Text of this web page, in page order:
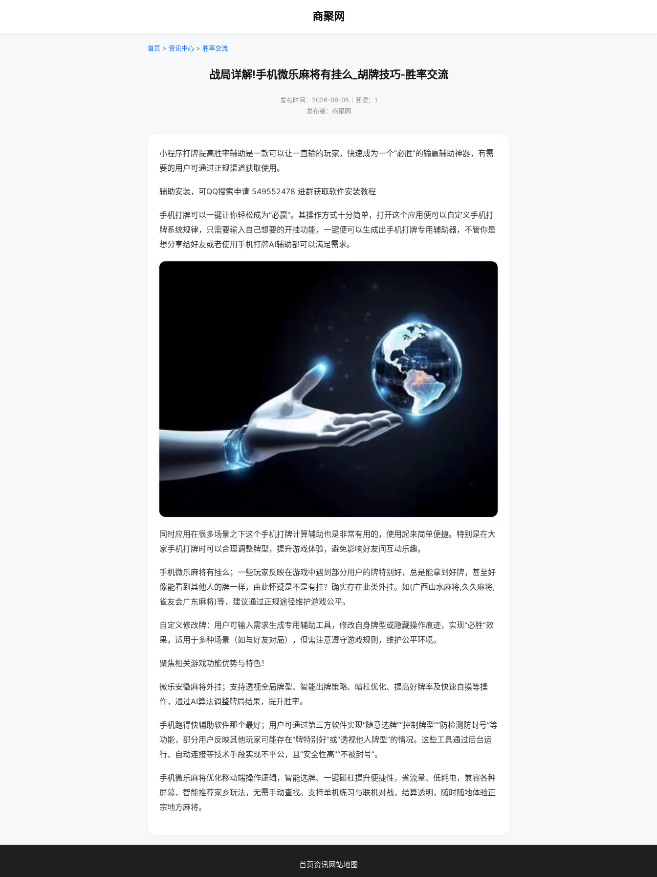
商聚网
首页 > 资讯中心 > 胜率交流
战局详解!手机微乐麻将有挂么_胡牌技巧-胜率交流
发布时间：2026-08-05｜阅读：1
发布者：商聚网
小程序打牌提高胜率辅助是一款可以让一直输的玩家，快速成为一个“必胜”的输赢辅助神器，有需
要的用户可通过正规渠道获取使用。
辅助安装，可QQ搜索申请 549552478 进群获取软件安装教程
手机打牌可以一键让你轻松成为“必赢”。其操作方式十分简单，打开这个应用便可以自定义手机打
牌系统规律，只需要输入自己想要的开挂功能，一键便可以生成出手机打牌专用辅助器，不管你是
想分享给好友或者使用手机打牌AI辅助都可以满足需求。
同时应用在很多场景之下这个手机打牌计算辅助也是非常有用的，使用起来简单便捷。特别是在大
家手机打牌时可以合理调整牌型，提升游戏体验，避免影响好友间互动乐趣。
手机微乐麻将有挂么；一些玩家反映在游戏中遇到部分用户的牌特别好，总是能拿到好牌，甚至好
像能看到其他人的牌一样，由此怀疑是不是有挂？确实存在此类外挂。如(广西山水麻将,久久麻将,
雀友会广东麻将)等，建议通过正规途径维护游戏公平。
自定义修改牌：用户可输入需求生成专用辅助工具，修改自身牌型或隐藏操作痕迹，实现“必胜”效
果，适用于多种场景（如与好友对局），但需注意遵守游戏规则，维护公平环境。
聚焦相关游戏功能优势与特色！
微乐安徽麻将外挂；支持透视全局牌型、智能出牌策略、暗杠优化、提高好牌率及快速自摸等操
作，通过AI算法调整牌局结果，提升胜率。
手机跑得快辅助软件那个最好；用户可通过第三方软件实现“随意选牌”“控制牌型”“防检测防封号”等
功能，部分用户反映其他玩家可能存在“牌特别好”或“透视他人牌型”的情况。这些工具通过后台运
行、自动连接等技术手段实现不平公，且“安全性高”“不被封号”。
手机微乐麻将优化移动端操作逻辑，智能选牌、一键碰杠提升便捷性，省流量、低耗电，兼容各种
屏幕，智能推荐家乡玩法，无需手动查找。支持单机练习与联机对战，结算透明，随时随地体验正
宗地方麻将。
首页资讯网站地图